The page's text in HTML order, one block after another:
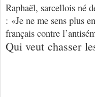
Raphaël, sarcellois né
: «Je ne me sens plus
français contre
Qui veut chasser